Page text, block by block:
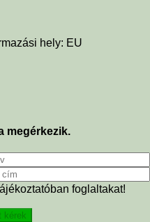
hely: EU
megérkezik.
foglaltakat!
kérek